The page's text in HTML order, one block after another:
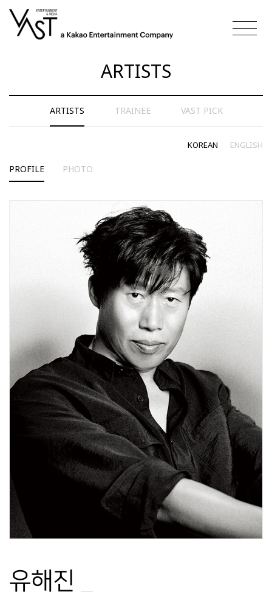
ARTISTS
ARTISTS TRAINEE VAST PICK
KOREAN ENGLISH
PROFILE PHOTO
유해진